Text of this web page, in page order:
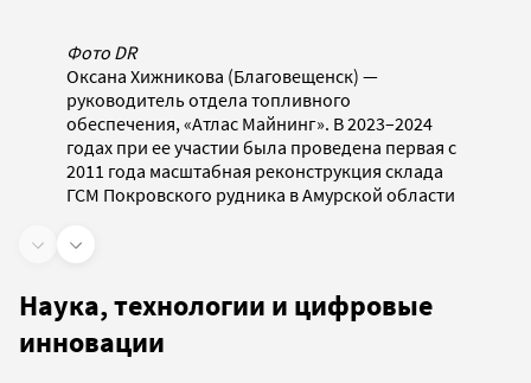
Фото DR
Оксана Хижникова (Благовещенск) —
руководитель отдела топливного
обеспечения, «Атлас Майнинг». В 2023–2024
годах при ее участии была проведена первая с
2011 года масштабная реконструкция склада
ГСМ Покровского рудника в Амурской области
Наука, технологии и цифровые
инновации